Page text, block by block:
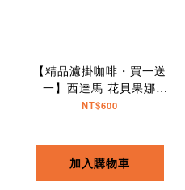
【精品濾掛咖啡・買一送
一】西達馬 花貝果娜
74158 TOP G1｜10入
NT$600
加入購物車